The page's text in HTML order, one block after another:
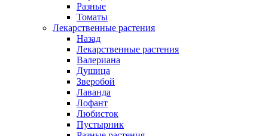
Разные
Томаты
Лекарственные растения
Назад
Лекарственные растения
Валериана
Душица
Зверобой
Лаванда
Лофант
Любисток
Пустырник